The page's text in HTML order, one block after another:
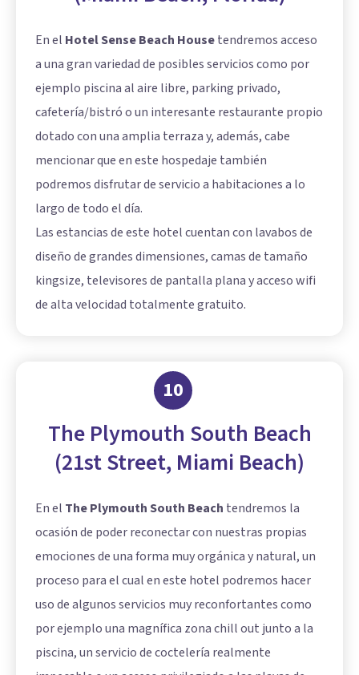
En el Hotel Sense Beach Housetendremos acceso
a una gran variedad de posibles servicios como por
ejemplo piscina al aire libre, parking privado,
cafetería/bistró o un interesante restaurante propio
dotado con una amplia terraza y, además, cabe
mencionar que en este hospedaje también
podremos disfrutar de servicio a habitaciones a lo
largo de todo el día.
Las estancias de este hotel cuentan con lavabos de
diseño de grandes dimensiones, camas de tamaño
kingsize, televisores de pantalla plana y acceso wifi
de alta velocidad totalmente gratuito.
10
The Plymouth South Beach
(21st Street, Miami Beach)
En el The Plymouth South Beach tendremos la
ocasión de poder reconectar con nuestras propias
emociones de una forma muy orgánica y natural, un
proceso para el cual en este hotel podremos hacer
uso de algunos servicios muy reconfortantes como
por ejemplo una magnífica zona chill out junto a la
piscina, un servicio de coctelería realmente